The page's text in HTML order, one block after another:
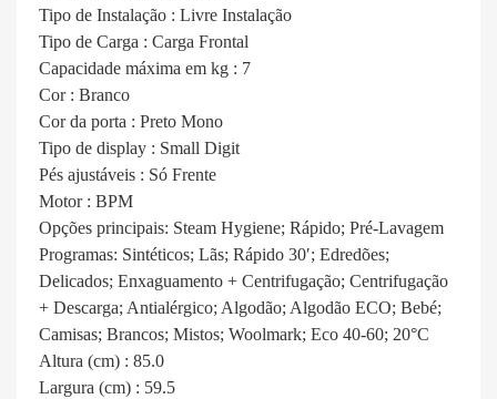
Tipo de Instalação : Livre Instalação
Tipo de Carga : Carga Frontal
Capacidade máxima em kg : 7
Cor : Branco
Cor da porta : Preto Mono
Tipo de display : Small Digit
Pés ajustáveis : Só Frente
Motor : BPM
Opções principais: Steam Hygiene; Rápido; Pré-Lavagem
Programas: Sintéticos; Lãs; Rápido 30′; Edredões;
Delicados; Enxaguamento + Centrifugação; Centrifugação
+ Descarga; Antialérgico; Algodão; Algodão ECO; Bebé;
Camisas; Brancos; Mistos; Woolmark; Eco 40-60; 20°C
Altura (cm) : 85.0
Largura (cm) : 59.5